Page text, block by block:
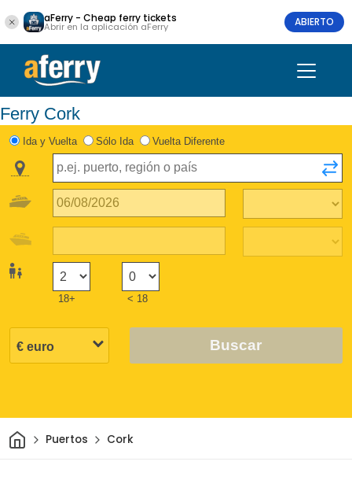
aFerry - Cheap ferry tickets
Abrir en la aplicación aFerry ABIERTO
Ferry Cork
Ida y Vuelta Sólo Ida Vuelta Diferente
18+ < 18
Buscar
InicioPuertos Cork